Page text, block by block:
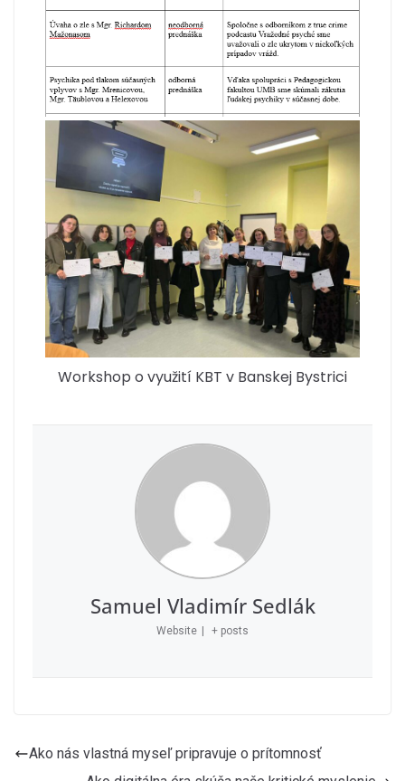
Workshop o využití KBT v Banskej Bystrici
Samuel Vladimír Sedlák
Website | + posts
Ako nás vlastná myseľ pripravuje o prítomnosť